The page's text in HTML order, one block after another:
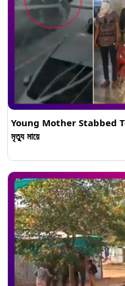
Young Mother Stabbed To
মৃত্যু মায়ে